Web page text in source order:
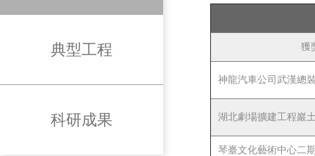
典型工程
科研成果
獲
神龍汽車公司武漢總
湖北劇場擴建工程巖
琴臺文化藝術中心二